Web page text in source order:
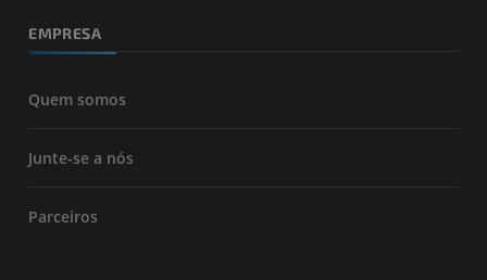
EMPRESA
Quem somos
Junte-se a nós
Parceiros